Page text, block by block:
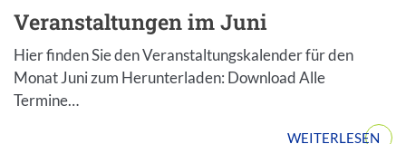
Veranstaltungen im Juni
Hier finden Sie den Veranstaltungskalender für den
Monat Juni zum Herunterladen: Download Alle
Termine…
WEITERLESEN